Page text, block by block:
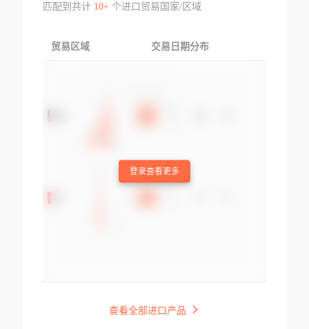
匹配到共计 10+个进口贸易国家/区域
贸易区域 交易日期分布
登录查看更多
查看全部进口产品